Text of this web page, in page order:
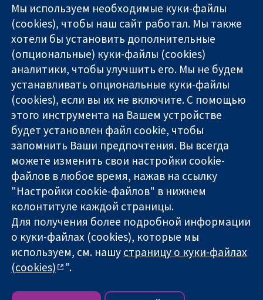
Надёжные
доказательства
Информированные
решения
Во благо
здоровья
11-13 Cavendish
Square
London
W1G 0AN
United Kingdom
Связаться с
нами
Новости
Пресс-
служба
О нас
Работа
Cochrane
Library
The Cochrane Collaboration is a charity (no. 1045921) and a
company limited by guarantee (no. 03044323) registered in
England & Wales. VAT registration number GB 718 2127 49.
Copyright © 2026 The Cochrane Collaboration
Условия использования веб-сайта|Отказ от
Мы используем необходимые куки-файлы
(cookies), чтобы наш сайт работал. Мы также
хотели бы установить дополнительные
(опциональные) куки-файлы (cookies)
аналитики, чтобы улучшить его. Мы не будем
устанавливать опциональные куки-файлы
(cookies), если вы их не включите. С помощью
этого инструмента на Вашем устройстве
будет установлен файл cookie, чтобы
запомнить Ваши предпочтения. Вы всегда
можете изменить свои настройки cookie-
файлов в любое время, нажав на ссылку
"Настройки cookie-файлов" в нижнем
колонтитуле каждой страницы.
Для получения более подробной информации
о куки-файлах (cookies), которые мы
используем, см. нашу страницу о куки-файлах
(cookies)
".